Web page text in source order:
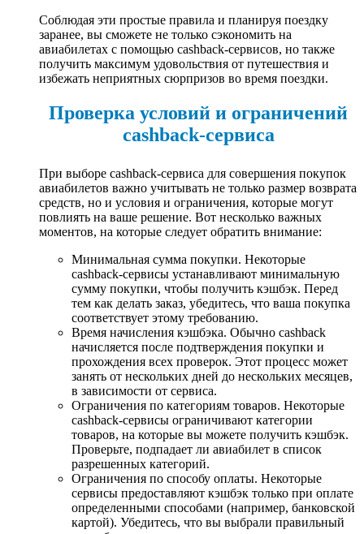
Соблюдая эти простые правила и планируя поездку
заранее, вы сможете не только сэкономить на
авиабилетах с помощью cashback-сервисов, но также
получить максимум удовольствия от путешествия и
избежать неприятных сюрпризов во время поездки.
Проверка условий и ограничений
cashback-сервиса
При выборе cashback-сервиса для совершения покупок
авиабилетов важно учитывать не только размер возврата
средств, но и условия и ограничения, которые могут
повлиять на ваше решение. Вот несколько важных
моментов, на которые следует обратить внимание:
Минимальная сумма покупки. Некоторые
cashback-сервисы устанавливают минимальную
сумму покупки, чтобы получить кэшбэк. Перед
тем как делать заказ, убедитесь, что ваша покупка
соответствует этому требованию.
Время начисления кэшбэка. Обычно cashback
начисляется после подтверждения покупки и
прохождения всех проверок. Этот процесс может
занять от нескольких дней до нескольких месяцев,
в зависимости от сервиса.
Ограничения по категориям товаров. Некоторые
cashback-сервисы ограничивают категории
товаров, на которые вы можете получить кэшбэк.
Проверьте, подпадает ли авиабилет в список
разрешенных категорий.
Ограничения по способу оплаты. Некоторые
сервисы предоставляют кэшбэк только при оплате
определенными способами (например, банковской
картой). Убедитесь, что вы выбрали правильный